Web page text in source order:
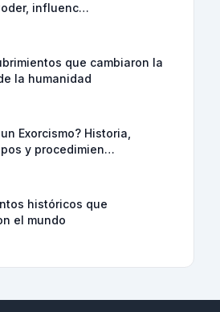
influenc…
que cambiaron la
la humanidad
Exorcismo? Historia,
y procedimien…
históricos que
el mundo